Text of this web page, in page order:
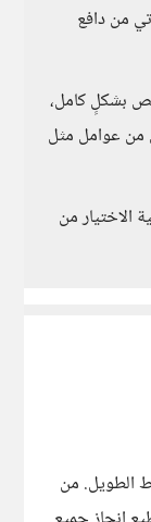
من دافع
بشكلٍ كامل،
من عوامل مثل
الاختيار من
الطويل. من